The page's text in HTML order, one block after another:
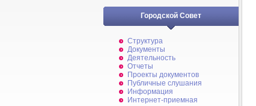
Городской Совет
Структура
Документы
Деятельность
Отчеты
Проекты документов
Публичные слушания
Информация
Интернет-приемная